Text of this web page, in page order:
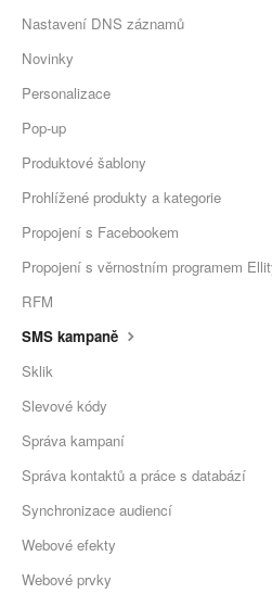
Nastavení DNS záznamů
Novinky
Personalizace
Pop-up
Produktové šablony
Prohlížené produkty a kategorie
Propojení s Facebookem
Propojení s věrnostním programem
RFM
SMS kampaně
Sklik
Slevové kódy
Správa kampaní
Správa kontaktů a práce s databází
Synchronizace audiencí
Webové efekty
Webové prvky